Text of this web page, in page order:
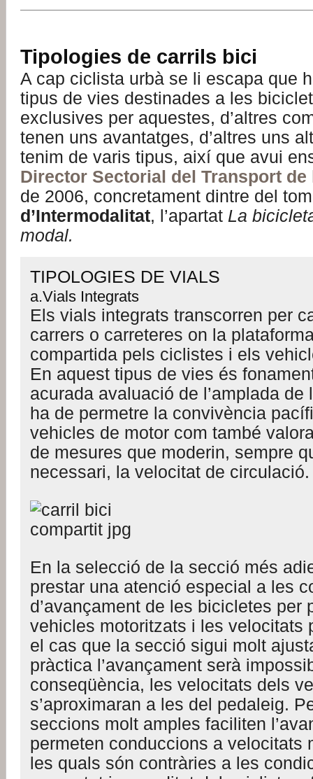
Tipologies de carrils bici
A cap ciclista urbà se li escapa que
tipus de vies destinades a les
exclusives per aquestes, d’altres
tenen uns avantatges, d’altres uns
tenim de varis tipus, així que avui
Director Sectorial del Transport
de 2006, concretament dintre del
d’Intermodalitat, l’apartat La
modal.
TIPOLOGIES DE VIALS
a.Vials Integrats
Els vials integrats transcorren per
carrers o carreteres on la
compartida pels ciclistes i els
En aquest tipus de vies és
acurada avaluació de l’amplada de
ha de permetre la convivència
vehicles de motor com també
de mesures que moderin, sempre
necessari, la velocitat de circulació.
En la selecció de la secció més
prestar una atenció especial a les
d’avançament de les bicicletes per
vehicles motoritzats i les velocitats
el cas que la secció sigui molt
pràctica l’avançament serà
conseqüència, les velocitats dels
s’aproximaran a les del pedaleig.
seccions molt amples faciliten
permeten conduccions a velocitats
les quals són contràries a les